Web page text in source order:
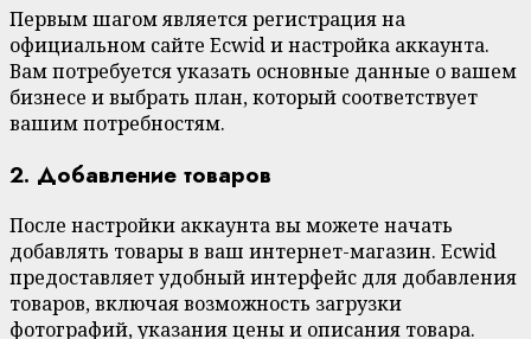
Первым шагом является регистрация на
официальном сайте Ecwid и настройка аккаунта.
Вам потребуется указать основные данные о вашем
бизнесе и выбрать план, который соответствует
вашим потребностям.
2. Добавление товаров
После настройки аккаунта вы можете начать
добавлять товары в ваш интернет-магазин. Ecwid
предоставляет удобный интерфейс для добавления
товаров, включая возможность загрузки
фотографий, указания цены и описания товара.